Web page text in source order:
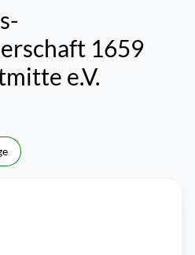
1659
e.V.